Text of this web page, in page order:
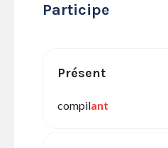
Participe
Présent
compilant